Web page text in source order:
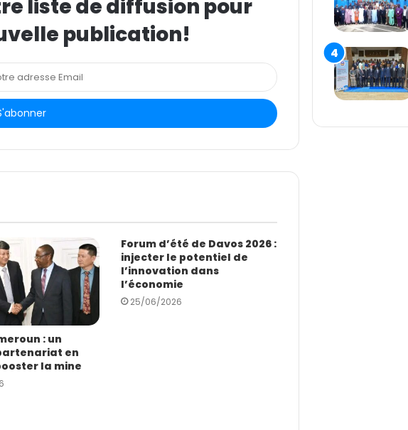
liste de diffusion pour
publication!
: un
en
la mine
Forum d’été de Davos 2026 :
injecter le potentiel de
l’innovation dans
l’économie
25/06/2026